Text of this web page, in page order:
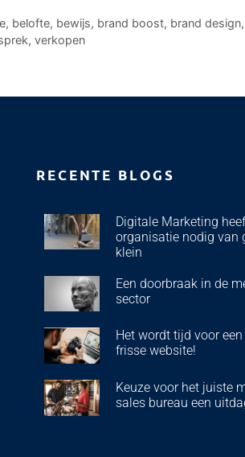
, belofte, bewijs, brand boost, brand design,
, verkopen
RECENTE BLOGS
Digitale Marketing
organisatie nodig van
klein
Een doorbraak in de
sector
Het wordt tijd voor
frisse website!
Keuze voor het juiste
sales bureau een